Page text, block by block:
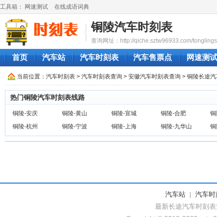
工具箱： 网速测试 在线成语词典
铜陵汽车时刻表
查询网址：http://qiche.sztw96933.com/
首页 汽车站 汽车时刻表 汽车售票点 网速测试
当前位置： 汽车时刻表 > 汽车时刻表查询 > 安徽汽车时刻表查询 > 铜陵长途
热门铜陵汽车时刻表线路
铜陵-安庆 铜陵-黄山 铜陵-宣城 铜陵-合肥
铜陵-杭州
铜陵-宁波 铜陵-上海 铜陵-九华山
汽车站 | 汽车时
最新长途汽车时刻